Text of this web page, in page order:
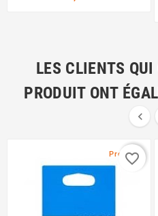
LES CLIENTS
PRODUIT ONT

Promo !
favorite_border